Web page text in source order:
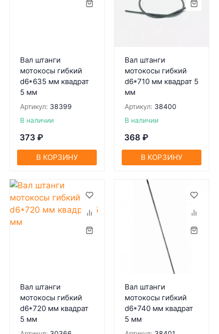
Вал штанги
мотокосы гибкий
d6*635 мм квадрат
5 мм
Артикул: 38399
В наличии
373 ₽
В КОРЗИНУ
Вал штанги
мотокосы гибкий
d6*710 мм квадрат 5
мм
Артикул: 38400
В наличии
368 ₽
В КОРЗИНУ
Вал штанги
мотокосы гибкий
d6*720 мм квадрат
5 мм
Вал штанги
мотокосы гибкий
d6*740 мм квадрат
5 мм